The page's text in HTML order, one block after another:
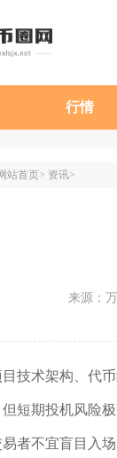
行情
站首页 资讯
来源：
技术架构、代
短期投机风险
者不宜盲目入